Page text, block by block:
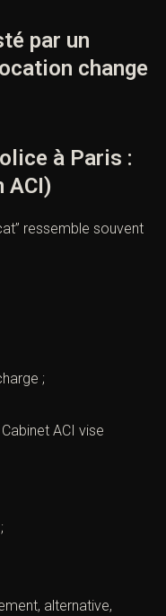
par un
change
à Paris :
ACI)
ressemble souvent
;
ACI vise
alternative,